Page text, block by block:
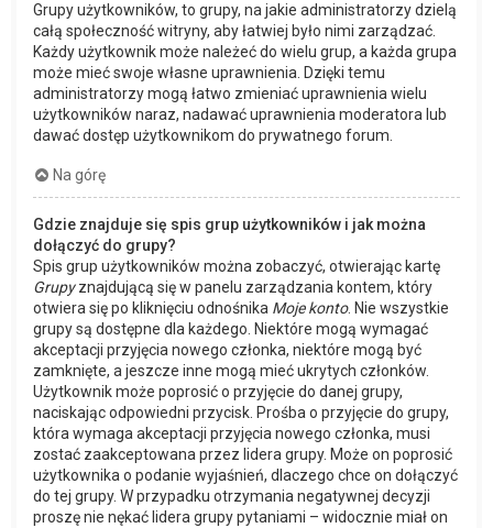
Grupy użytkowników, to grupy, na jakie administratorzy dzielą
całą społeczność witryny, aby łatwiej było nimi zarządzać.
Każdy użytkownik może należeć do wielu grup, a każda grupa
może mieć swoje własne uprawnienia. Dzięki temu
administratorzy mogą łatwo zmieniać uprawnienia wielu
użytkowników naraz, nadawać uprawnienia moderatora lub
dawać dostęp użytkownikom do prywatnego forum.
Na górę
Gdzie znajduje się spis grup użytkowników i jak można
dołączyć do grupy?
Spis grup użytkowników można zobaczyć, otwierając kartę
Grupyznajdującą się w panelu zarządzania kontem, który
otwiera się po kliknięciu odnośnika Moje konto. Nie wszystkie
grupy są dostępne dla każdego. Niektóre mogą wymagać
akceptacji przyjęcia nowego członka, niektóre mogą być
zamknięte, a jeszcze inne mogą mieć ukrytych członków.
Użytkownik może poprosić o przyjęcie do danej grupy,
naciskając odpowiedni przycisk. Prośba o przyjęcie do grupy,
która wymaga akceptacji przyjęcia nowego członka, musi
zostać zaakceptowana przez lidera grupy. Może on poprosić
użytkownika o podanie wyjaśnień, dlaczego chce on dołączyć
do tej grupy. W przypadku otrzymania negatywnej decyzji
proszę nie nękać lidera grupy pytaniami – widocznie miał on